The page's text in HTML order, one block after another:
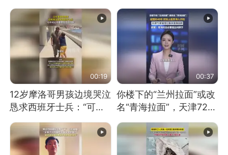
震惊 （视频来源：参考
消息）
满无奈 每处都有精心设
计 但每处都有瑕疵 网
友：一开始我没笑 但看
到洗手盆我没绷住
00:19
12岁摩洛哥男孩边境哭泣
恳求西班牙士兵：“可不
可以不要把我遣返回国”
00:37
你楼下的“兰州拉面”或改
名“青海拉面”，天津72家
面馆已集体更换招牌